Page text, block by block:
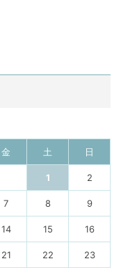
金 土 日
1 2
7 8 9
14 15 16
21 22 23